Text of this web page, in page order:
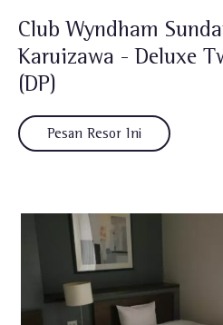
Club Wyndham
Karuizawa - Deluxe
(DP)
Pesan Resor Ini